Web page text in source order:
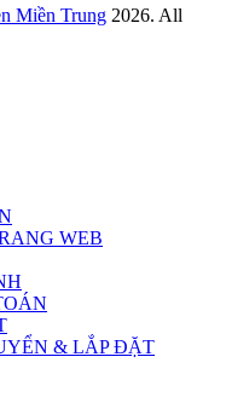
Miền Trung 2026. All
WEB
& LẮP ĐẶT